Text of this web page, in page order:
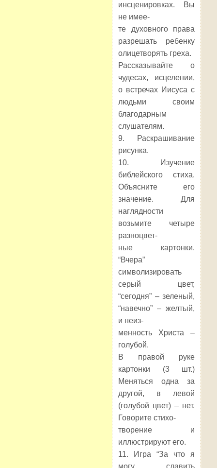
инсценировках. Вы
не имее-
те духовного права
разрешать ребенку
олицетворять греха.
Рассказывайте о
чудесах, исцелении,
о встречах Иисуса с
людьми своим
благодарным
слушателям.
9. Раскрашивание
рисунка.
10. Изучение
библейского стиха.
Объясните его
значение. Для
наглядности
возьмите четыре
разноцвет-
ные картонки.
“Вчера”
символизировать
серый цвет,
“сегодня” – зеленый,
“навечно” – желтый,
и неиз-
менность Христа –
голубой.
В правой руке
картонки (3 шт.)
Меняться одна за
другой, в левой
(голубой цвет) – нет.
Говорите стихо-
творение и
иллюстрируют его.
11. Игра “За что я
могу славить